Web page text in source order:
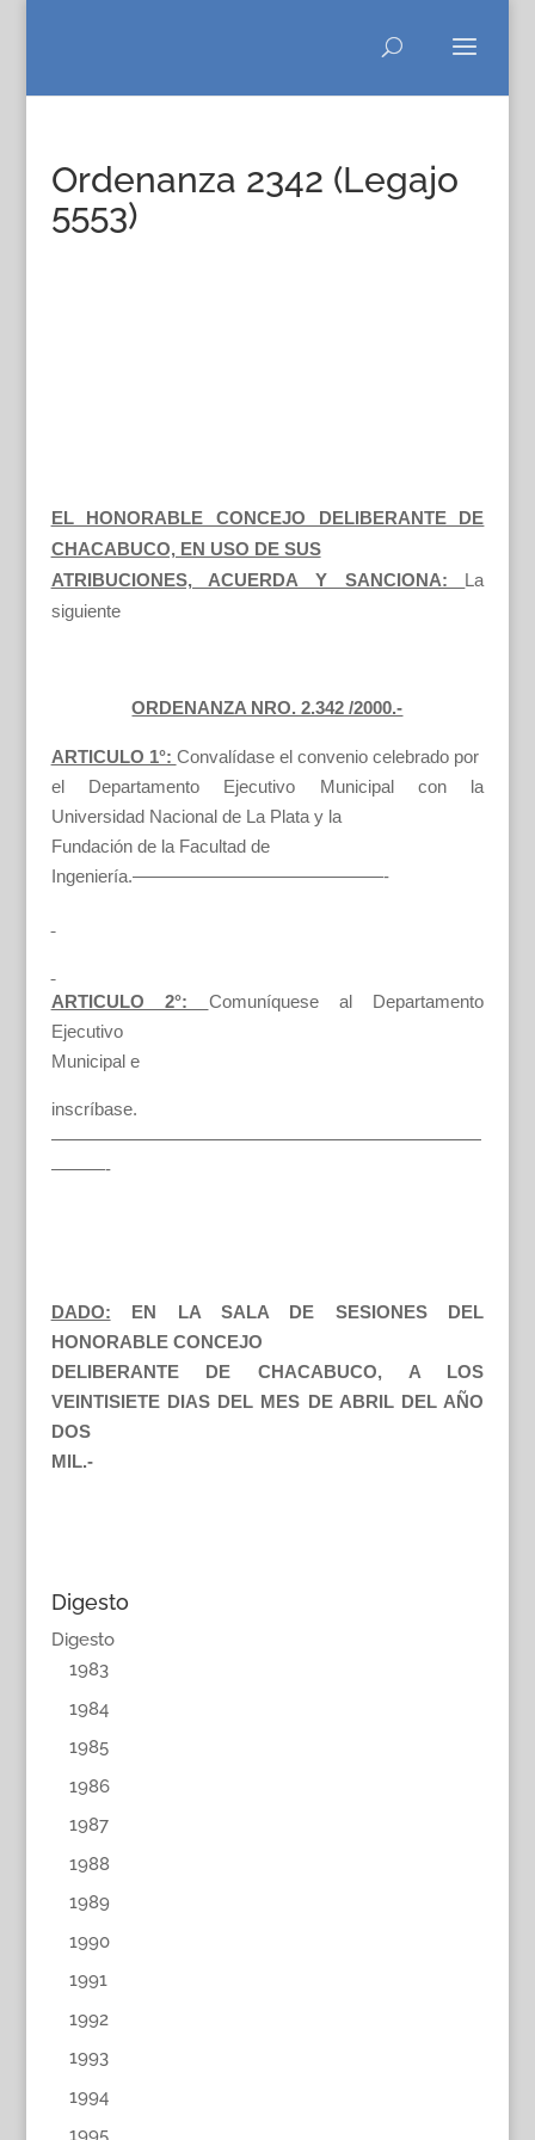
Ordenanza 2342 (Legajo
5553)
EL HONORABLE CONCEJO DELIBERANTE DE
CHACABUCO, EN USO DE SUS
ATRIBUCIONES, ACUERDA Y SANCIONA: La
siguiente
ORDENANZA NRO. 2.342 /2000.-
ARTICULO 1°: Convalídase el convenio celebrado por
el Departamento Ejecutivo Municipal con la
Universidad Nacional de La Plata y la
Fundación de la Facultad de
Ingeniería.——————————————-
ARTICULO 2°: Comuníquese al Departamento
Ejecutivo
Municipal e
inscríbase.
————————————————————————
———-
DADO: EN LA SALA DE SESIONES DEL
HONORABLE CONCEJO
DELIBERANTE DE CHACABUCO, A LOS
VEINTISIETE DIAS DEL MES DE ABRIL DEL AÑO
DOS
MIL.-
Digesto
Digesto
1983
1984
1985
1986
1987
1988
1989
1990
1991
1992
1993
1994
1995